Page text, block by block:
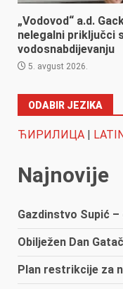
„Vodovod“ a.d.
nelegalni priključci
vodosnabdijevanju
5. avgust 2026.
ODABIR JEZIKA
ЋИРИЛИЦА |
Najnovije
Gazdinstvo Supić
Obilježen Dan
Plan restrikcije za